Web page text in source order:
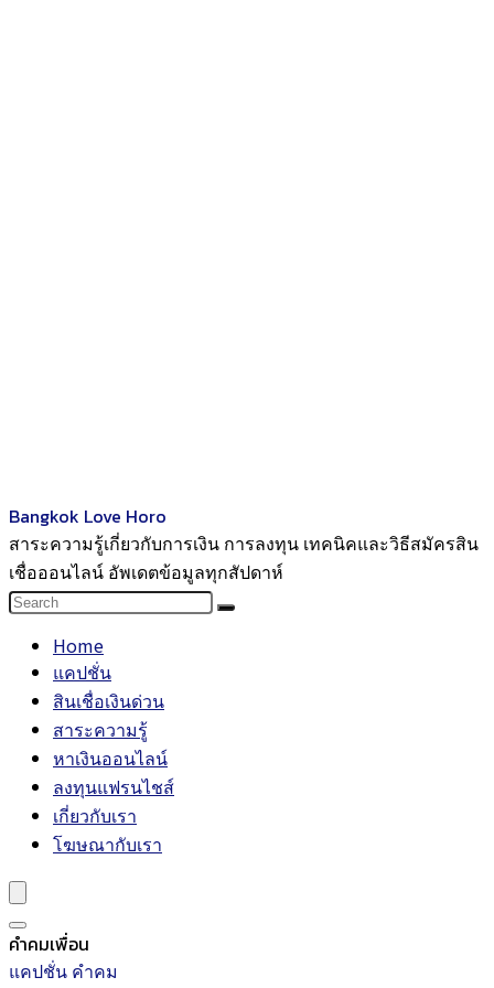
Bangkok Love Horo
สาระความรู้เกี่ยวกับการเงิน การลงทุน เทคนิคและวิธีสมัครสิน
เชื่อออนไลน์ อัพเดตข้อมูลทุกสัปดาห์
Home
แคปชั่น
สินเชื่อเงินด่วน
สาระความรู้
หาเงินออนไลน์
ลงทุนแฟรนไชส์
เกี่ยวกับเรา
โฆษณากับเรา
คำคมเพื่อน
แคปชั่น คำคม